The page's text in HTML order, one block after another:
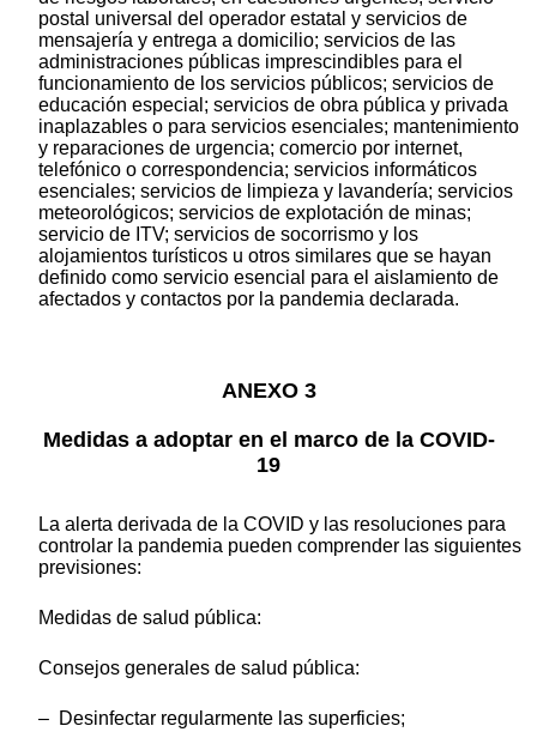
postal universal del operador estatal y servicios de
mensajería y entrega a domicilio; servicios de las
administraciones públicas imprescindibles para el
funcionamiento de los servicios públicos; servicios de
educación especial; servicios de obra pública y privada
inaplazables o para servicios esenciales; mantenimiento
y reparaciones de urgencia; comercio por internet,
telefónico o correspondencia; servicios informáticos
esenciales; servicios de limpieza y lavandería; servicios
meteorológicos; servicios de explotación de minas;
servicio de ITV; servicios de socorrismo y los
alojamientos turísticos u otros similares que se hayan
definido como servicio esencial para el aislamiento de
afectados y contactos por la pandemia declarada.
ANEXO 3
Medidas a adoptar en el marco de la COVID-
19
La alerta derivada de la COVID y las resoluciones para
controlar la pandemia pueden comprender las siguientes
previsiones:
Medidas de salud pública:
Consejos generales de salud pública:
– Desinfectar regularmente las superficies;